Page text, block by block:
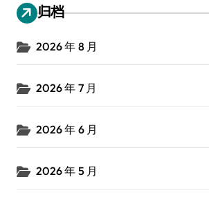
归档
2026 年 8 月
2026 年 7 月
2026 年 6 月
2026 年 5 月